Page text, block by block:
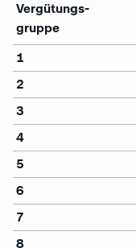
Vergütungs-
gruppe
1
2
3
4
5
6
7
8